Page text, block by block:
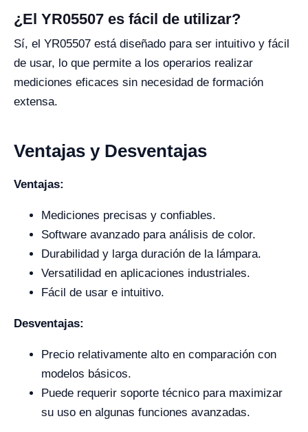
¿El YR05507 es fácil de utilizar?
Sí, el YR05507 está diseñado para ser intuitivo y fácil
de usar, lo que permite a los operarios realizar
mediciones eficaces sin necesidad de formación
extensa.
Ventajas y Desventajas
Ventajas:
Mediciones precisas y confiables.
Software avanzado para análisis de color.
Durabilidad y larga duración de la lámpara.
Versatilidad en aplicaciones industriales.
Fácil de usar e intuitivo.
Desventajas:
Precio relativamente alto en comparación con
modelos básicos.
Puede requerir soporte técnico para maximizar
su uso en algunas funciones avanzadas.